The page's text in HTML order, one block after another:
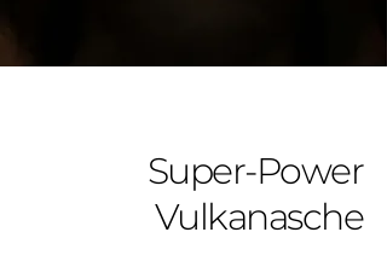
Super-Power
Vulkanasche